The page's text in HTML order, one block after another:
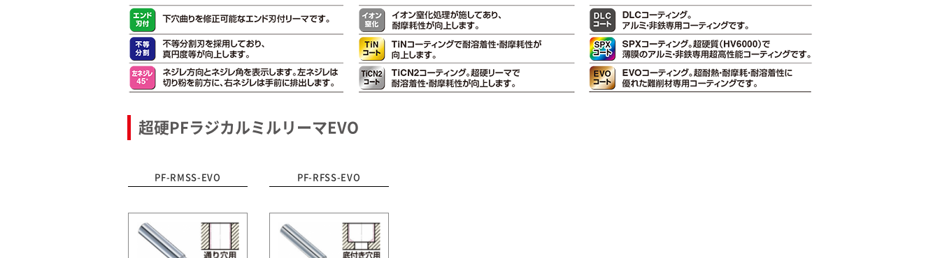
超硬PFラジカルミルリーマEVO
PF-RMSS-EVO PF-RFSS-EVO